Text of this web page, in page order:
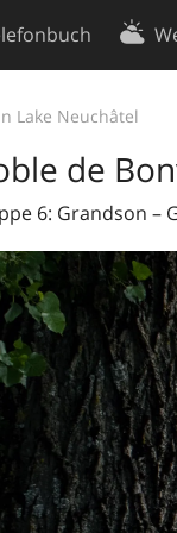
Lake Neuchâtel
de
6: Grandson –
Kontakt